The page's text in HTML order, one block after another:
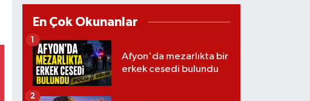
En Çok Okunanlar
Afyon'da mezarlıkta bir
erkek cesedi bulundu
1
2